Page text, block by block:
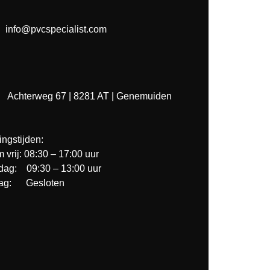
info@pvcspecialist.com
Achterweg 67 | 8281 AT | Genemuiden
vrij: 08:30 – 17:00 uur
09:30 – 13:00 uur
Gesloten